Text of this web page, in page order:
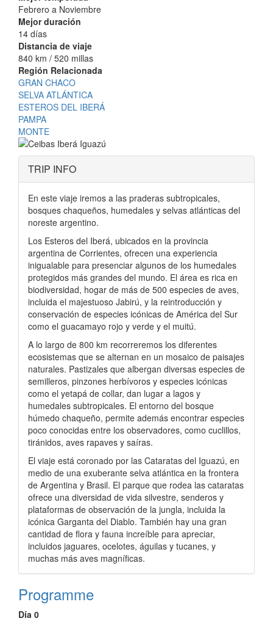
Febrero a Noviembre
Mejor duración
14 días
Distancia de viaje
840 km / 520 millas
Región Relacionada
GRAN CHACO
SELVA ATLÁNTICA
ESTEROS DEL IBERÁ
PAMPA
MONTE
TRIP INFO
En este viaje iremos a las praderas subtropicales,
bosques chaqueños, humedales y selvas atlánticas del
noreste argentino.
Los Esteros del Iberá, ubicados en la provincia
argentina de Corrientes, ofrecen una experiencia
inigualable para presenciar algunos de los humedales
protegidos más grandes del mundo. El área es rica en
biodiversidad, hogar de más de 500 especies de aves,
incluida el majestuoso Jabirú, y la reintroducción y
conservación de especies icónicas de América del Sur
como el guacamayo rojo y verde y el muitú.
A lo largo de 800 km recorreremos los diferentes
ecosistemas que se alternan en un mosaico de paisajes
naturales. Pastizales que albergan diversas especies de
semilleros, pinzones herbívoros y especies icónicas
como el yetapá de collar, dan lugar a lagos y
humedales subtropicales. El entorno del bosque
húmedo chaqueño, permite además encontrar especies
poco conocidas entre los observadores, como cuclillos,
tiránidos, aves rapaves y saíras.
El viaje está coronado por las Cataratas del Iguazú, en
medio de una exuberante selva atlántica en la frontera
de Argentina y Brasil. El parque que rodea las cataratas
ofrece una diversidad de vida silvestre, senderos y
plataformas de observación de la jungla, incluida la
icónica Garganta del Diablo. También hay una gran
cantidad de flora y fauna increíble para apreciar,
incluidos jaguares, ocelotes, águilas y tucanes, y
muchas más aves magníficas.
Programme
Día 0